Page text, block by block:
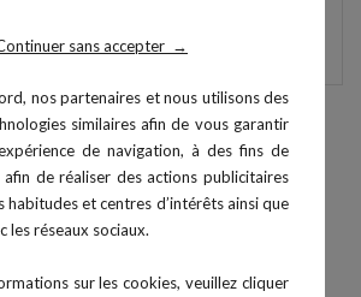
sans accepter →
nos partenaires et nous utilisons des
similaires afin de vous garantir
de navigation, à des fins de
de réaliser des actions publicitaires
habitudes et centres d’intérêts ainsi que
les réseaux sociaux.
sur les cookies, veuillez cliquer
ceux de la même